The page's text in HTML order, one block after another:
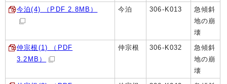
今泊(4) （PDF 2.8MB）
今泊 306-K013
急傾斜
地の崩
壊
仲宗根(1) （PDF
3.2MB）
仲宗根 306-K032
急傾斜
地の崩
壊